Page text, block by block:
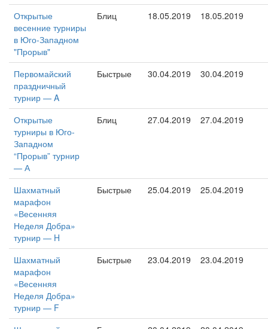
Открытые
весенние турниры
в Юго-Западном
"Прорыв"
Блиц 18.05.2019 18.05.2019
Первомайский
праздничный
турнир — A
Быстрые 30.04.2019 30.04.2019
Открытые
турниры в Юго-
Западном
“Прорыв” турнир
— А
Блиц 27.04.2019 27.04.2019
Шахматный
марафон
«Весенняя
Неделя Добра»
турнир — H
Быстрые 25.04.2019 25.04.2019
Шахматный
марафон
«Весенняя
Неделя Добра»
турнир — F
Быстрые 23.04.2019 23.04.2019